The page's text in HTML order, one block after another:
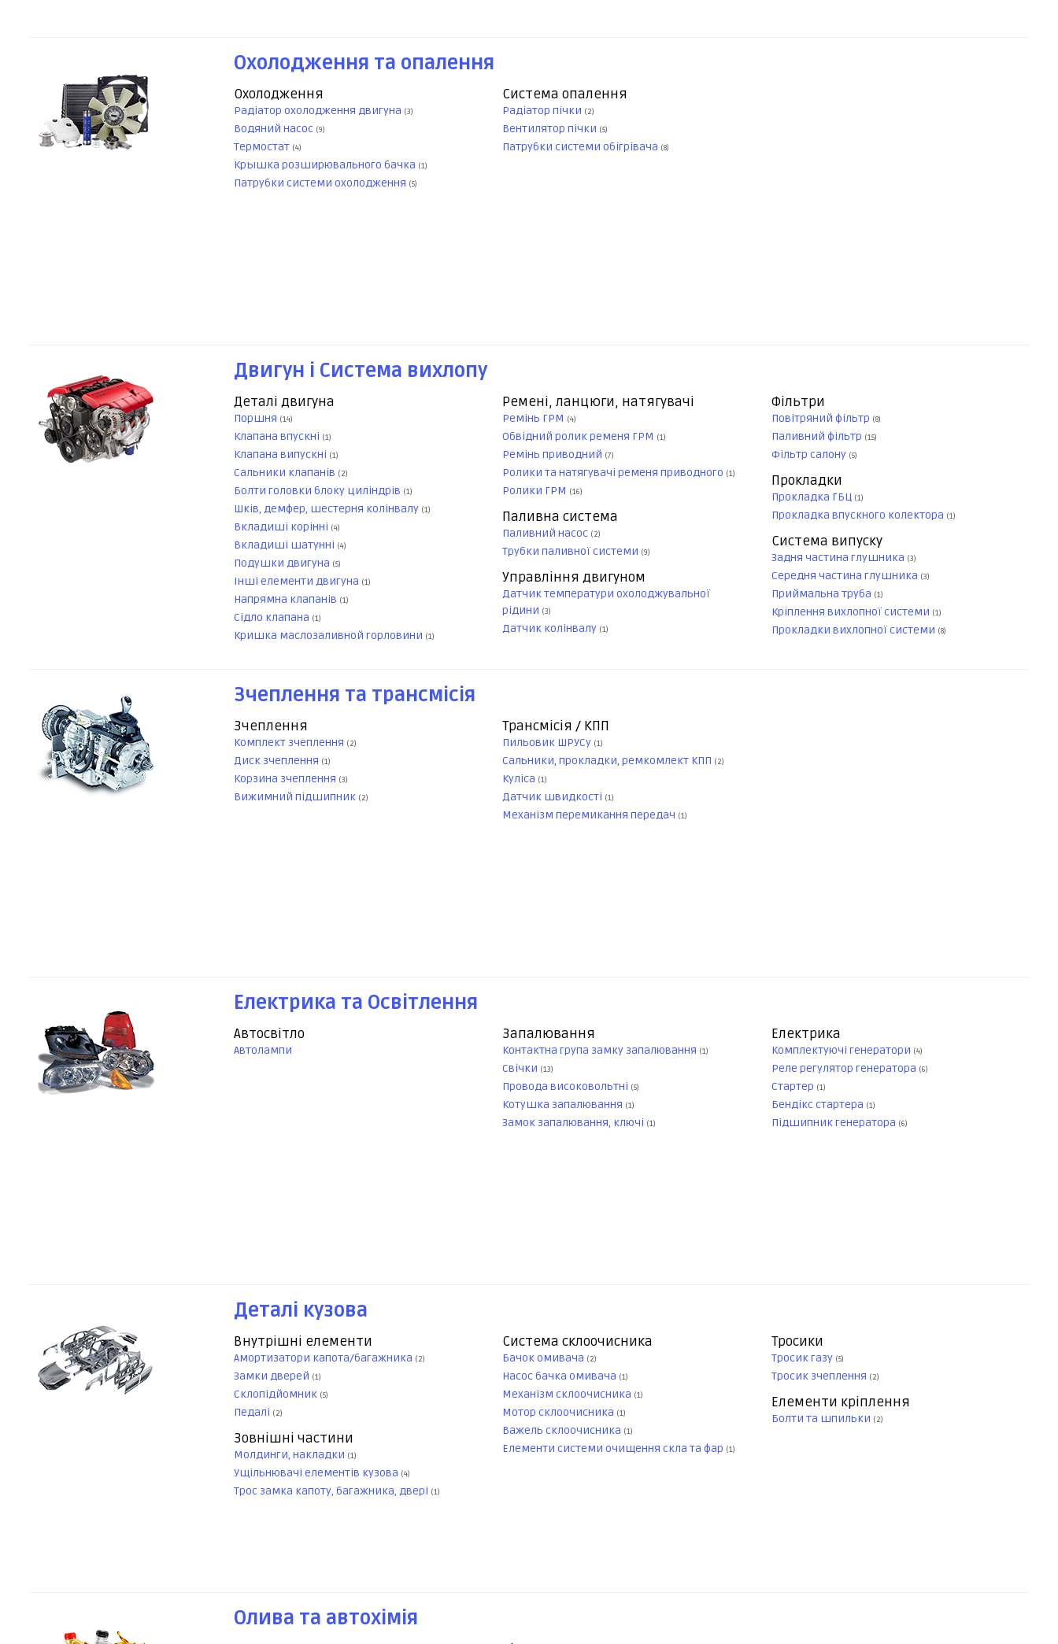
Охолодження та опалення
Охолодження
Радіатор охолодження двигуна (3)
Водяний насос (9)
Термостат (4)
Крышка розширювального бачка (1)
Патрубки системи охолодження (5)
Система опалення
Радіатор пічки (2)
Вентилятор пічки (5)
Патрубки системи обігрівача (8)
Двигун і Система вихлопу
Деталі двигуна
Поршня (14)
Клапана впускні (1)
Клапана випускні (1)
Сальники клапанів (2)
Болти головки блоку циліндрів (1)
Шків, демфер, шестерня колінвалу (1)
Вкладиші корінні (4)
Вкладиші шатунні (4)
Подушки двигуна (5)
Інші елементи двигуна (1)
Напрямна клапанів (1)
Сідло клапана (1)
Кришка маслозаливной горловини (1)
Ремені, ланцюги, натягувачі
Ремінь ГРМ (4)
Обвідний ролик ременя ГРМ (1)
Ремінь приводний (7)
Ролики та натягувачі ременя приводного (1)
Ролики ГРМ (16)
Фільтри
Повітряний фільтр (8)
Паливний фільтр (15)
Фільтр салону (5)
Прокладки
Прокладка ГБЦ (1)
Прокладка впускного колектора (1)
Паливна система
Паливний насос (2)
Трубки паливної системи (9)
Система випуску
Задня частина глушника (3)
Середня частина глушника (3)
Приймальна труба (1)
Кріплення вихлопної системи (1)
Прокладки вихлопної системи (8)
Управління двигуном
Датчик температури охолоджувальної
рідини (3)
Датчик колінвалу (1)
Зчеплення та трансмісія
Зчеплення
Комплект зчеплення (2)
Диск зчеплення (1)
Корзина зчеплення (3)
Вижимний підшипник (2)
Трансмісія / КПП
Пильовик ШРУСу (1)
Сальники, прокладки, ремкомлект КПП (2)
Куліса (1)
Датчик швидкості (1)
Механізм перемикання передач (1)
Електрика та Освітлення
Автосвітло
Автолампи
Запалювання
Контактна група замку запалювання (1)
Свічки (13)
Провода високовольтні (5)
Котушка запалювання (1)
Замок запалювання, ключі (1)
Електрика
Комплектуючі генератори (4)
Реле регулятор генератора (6)
Стартер (1)
Бендікс стартера (1)
Підшипник генератора (6)
Деталі кузова
Внутрішні елементи
Амортизатори капота/багажника (2)
Замки дверей (1)
Склопідйомник (5)
Педалі (2)
Система склоочисника
Бачок омивача (2)
Насос бачка омивача (1)
Механізм склоочисника (1)
Мотор склоочисника (1)
Важель склоочисника (1)
Елементи системи очищення скла та фар (1)
Тросики
Тросик газу (5)
Тросик зчеплення (2)
Елементи кріплення
Болти та шпильки (2)
Зовнішні частини
Молдинги, накладки (1)
Ущільнювачі елементів кузова (4)
Трос замка капоту, багажника, двері (1)
Олива та автохімія